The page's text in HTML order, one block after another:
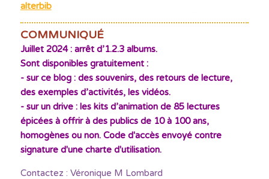
alterbib
COMMUNIQUÉ
Juillet 2024 : arrêt d’1.2.3 albums.
Sont disponibles gratuitement :
- sur ce blog : des souvenirs, des retours de lecture,
des exemples d’activités, les vidéos.
- sur un drive : les kits d’animation de 85 lectures
épicées à offrir à des publics de 10 à 100 ans,
homogènes ou non. Code d'accès envoyé contre
signature d'une charte d'utilisation.
Contactez : Véronique M Lombard